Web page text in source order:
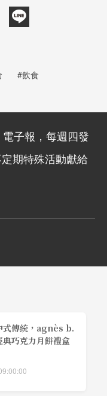
#飲食
電子報，每週四發
期特殊活動獻給
式傳統，agnès b.
巧克力月餅禮盒